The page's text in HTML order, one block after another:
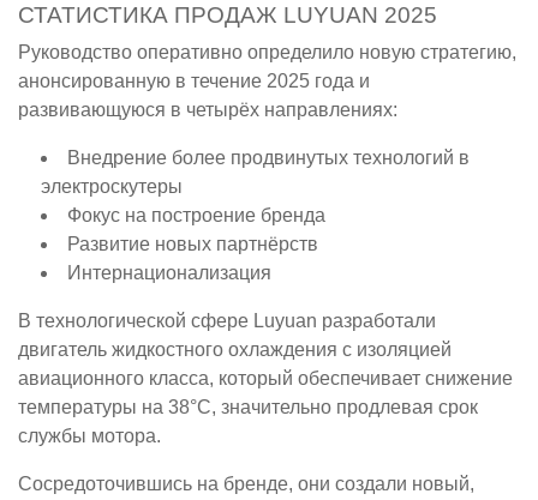
СТАТИСТИКА ПРОДАЖ LUYUAN 2025
Руководство оперативно определило новую стратегию,
анонсированную в течение 2025 года и
развивающуюся в четырёх направлениях:
Внедрение более продвинутых технологий в
электроскутеры
Фокус на построение бренда
Развитие новых партнёрств
Интернационализация
В технологической сфере Luyuan разработали
двигатель жидкостного охлаждения с изоляцией
авиационного класса, который обеспечивает снижение
температуры на 38°C, значительно продлевая срок
службы мотора.
Сосредоточившись на бренде, они создали новый,